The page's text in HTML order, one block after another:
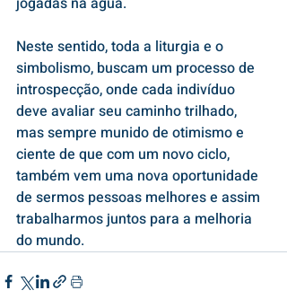
Neste sentido, toda a liturgia e o
simbolismo, buscam um processo de
introspecção, onde cada indivíduo
deve avaliar seu caminho trilhado,
mas sempre munido de otimismo e
ciente de que com um novo ciclo,
também vem uma nova oportunidade
de sermos pessoas melhores e assim
trabalharmos juntos para a melhoria
do mundo.